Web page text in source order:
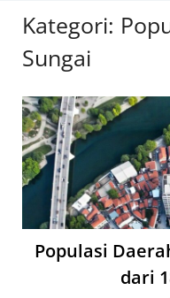
Kategori:
Sungai
Populasi
dari